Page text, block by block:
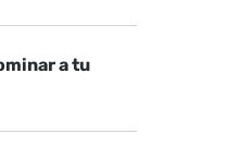
a tu